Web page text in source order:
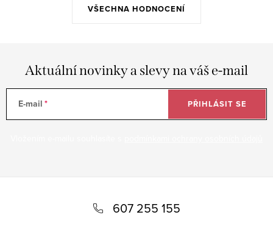
VŠECHNA HODNOCENÍ
Aktuální novinky a slevy na váš e-mail
E-mail PŘIHLÁSIT SE
607 255 155